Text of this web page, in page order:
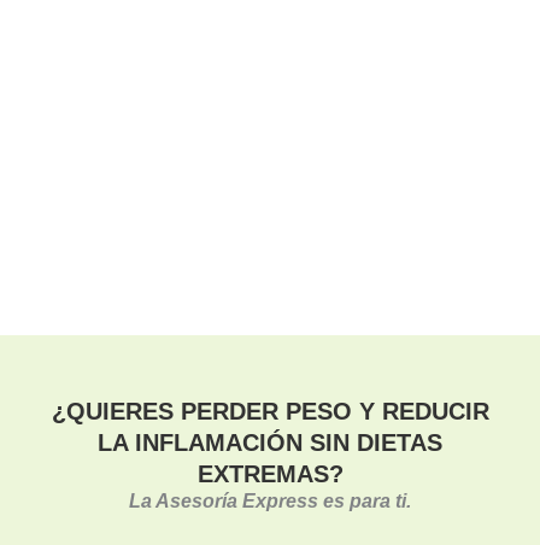
¿QUIERES PERDER PESO Y REDUCIR
LA INFLAMACIÓN SIN DIETAS
EXTREMAS?
La Asesoría Express es para ti.